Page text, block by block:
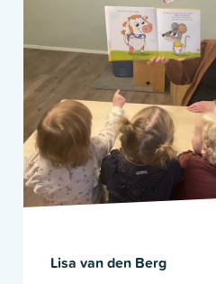
Lisa van den Berg